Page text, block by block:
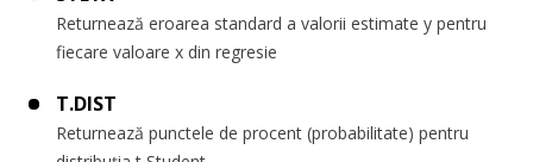
Returnează eroarea standard a valorii estimate y pentru
fiecare valoare x din regresie
T.DIST
Returnează punctele de procent (probabilitate) pentru